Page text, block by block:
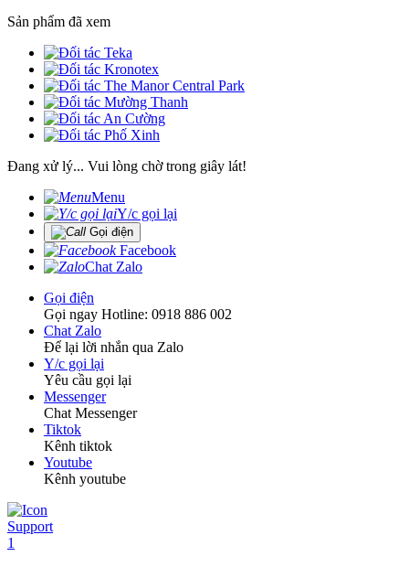
Sản phẩm đã xem
Đang xử lý... Vui lòng chờ trong giây lát!
Menu
Y/c gọi lại
Gọi điện
Facebook
Chat Zalo
Gọi điện
Gọi ngay Hotline: 0918 886 002
Chat Zalo
Để lại lời nhắn qua Zalo
Y/c gọi lại
Yêu cầu gọi lại
Messenger
Chat Messenger
Tiktok
Kênh tiktok
Youtube
Kênh youtube